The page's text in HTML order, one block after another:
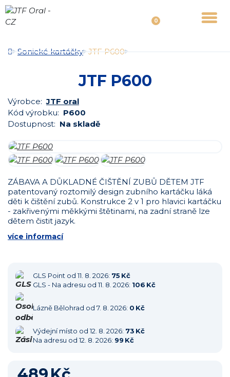
0
Sonické kartáčky JTF P600
JTF P600
Výrobce:JTF oral
Kód výrobku: P600
Dostupnost: Na skladě
ZÁBAVA A DŮKLADNÉ ČIŠTĚNÍ ZUBŮ DĚTEM JTF
patentovaný roztomilý design zubního kartáčku láká
děti k čištění zubů. Konstrukce 2 v 1 pro hlavici kartáčku
- zakřivenými měkkými štětinami, na zadní straně lze
dětem čistit jazyk.
více informací
GLS Point od 11. 8. 2026: 75 Kč
GLS - Na adresu od 11. 8. 2026: 106 Kč
Lázně Bělohrad od 7. 8. 2026: 0 Kč
Výdejní místo od 12. 8. 2026: 73 Kč
Na adresu od 12. 8. 2026: 99 Kč